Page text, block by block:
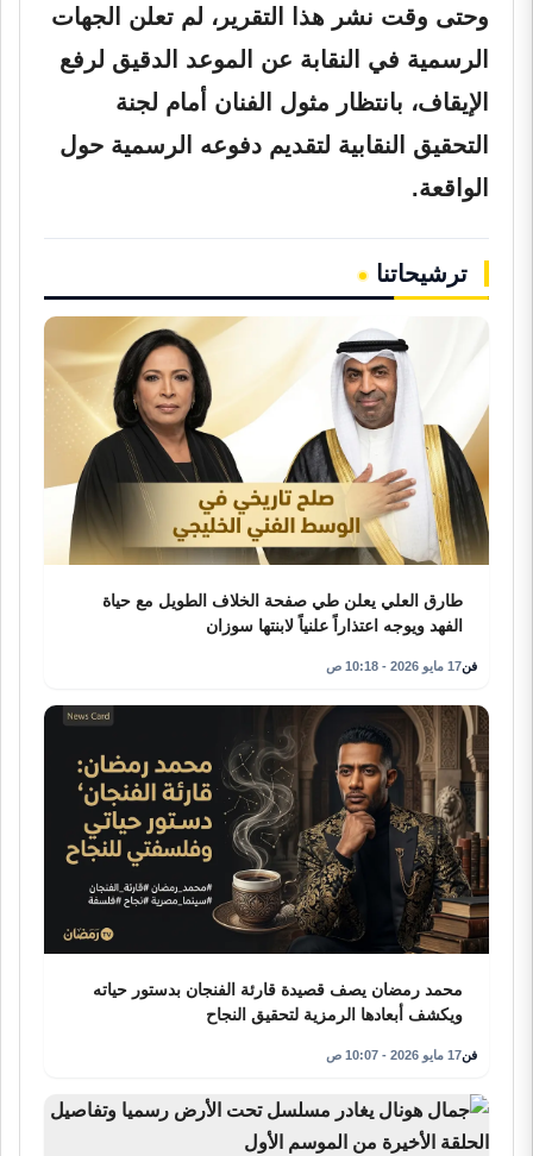
وحتى وقت نشر هذا التقرير، لم تعلن الجهات
الرسمية في النقابة عن الموعد الدقيق لرفع
الإيقاف، بانتظار مثول الفنان أمام لجنة
التحقيق النقابية لتقديم دفوعه الرسمية حول
الواقعة.
ترشيحاتنا
طارق العلي يعلن طي صفحة الخلاف الطويل مع حياة
الفهد ويوجه اعتذاراً علنياً لابنتها سوزان
فن17 مايو 2026 - 10:18 ص
محمد رمضان يصف قصيدة قارئة الفنجان بدستور حياته
ويكشف أبعادها الرمزية لتحقيق النجاح
فن17 مايو 2026 - 10:07 ص